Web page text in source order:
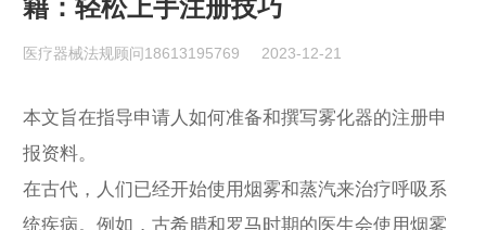
籍：轻松上手注册技巧
医疗器械法规顾问18613195769 2023-12-21
本文旨在指导申请人如何准备和撰写雾化器的注册申
报资料。
在古代，人们已经开始使用烟雾和蒸汽来治疗呼吸系
统疾病。例如，古希腊和罗马时期的医生会使用烟雾